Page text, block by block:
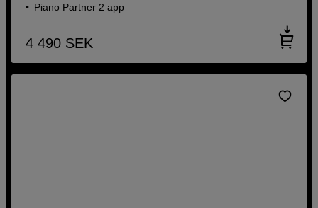
Piano Partner 2 app
4 490 SEK